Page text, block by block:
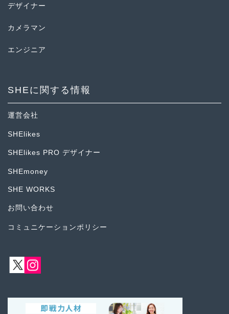
デザイナー
カメラマン
エンジニア
SHEに関する情報
運営会社
SHElikes
SHElikes PRO デザイナー
SHEmoney
SHE WORKS
お問い合わせ
コミュニケーションポリシー